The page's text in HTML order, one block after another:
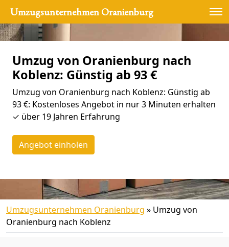
Umzugsunternehmen Oranienburg
Umzug von Oranienburg nach
Koblenz: Günstig ab 93 €
Umzug von Oranienburg nach Koblenz: Günstig ab
93 €: Kostenloses Angebot in nur 3 Minuten erhalten
✓ über 19 Jahren Erfahrung
Angebot einholen
Umzugsunternehmen Oranienburg » Umzug von
Oranienburg nach Koblenz